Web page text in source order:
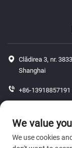
Clădirea 3, nr.
Shanghai
+86-13918857191
[email protected]
We value
We use cookies